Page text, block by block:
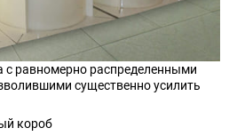
равномерно распределенными
существенно усилить
короб